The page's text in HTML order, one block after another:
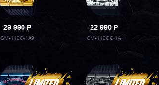
29 990 P
GM-110G-1A9
22 990P
GM-110GC-1A